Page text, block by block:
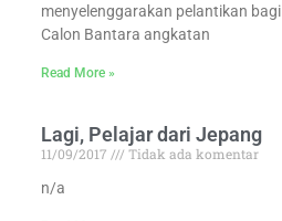
menyelenggarakan pelantikan bagi
Calon Bantara angkatan
Read More »
Lagi, Pelajar dari Jepang
11/09/2017
Tidak ada komentar
n/a